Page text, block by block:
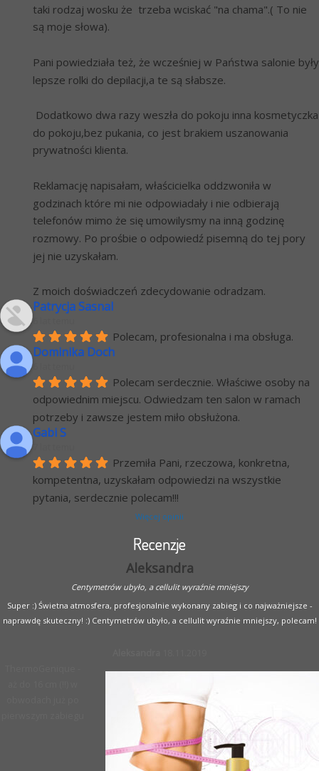
taki rodzaj wosku że  trzeba wciskać "na chama".( To nie
są moje słowa).
Pani powiedziała też, że wcześniej w Państwa salonie były
lepsze rolki do depilacji,a te są słabsze.
Dodatkowo dwa razy weszła do pokoju inna kosmetyczka
do pokoju,bez pukania, co jest brakiem uszanowania
prywatności klienta.
Reklamację napisałam, właścicielka oddzwoniła w
godzinach które mi nie odpowiadały i nie odbierają
telefonów mimo że się umowilysmy na inną godzinę
rozmowy. Po prośbie o odpowiedź pisemną do tej pory
jej nie uzyskałam.
Z moich doświadczeń zdecydowanie odradzam.
Patrycja Sasnal
Polecam, profesionalna i ma obsługa.
Dominika Doch
Polecam serdecznie. Właściwe osoby na
odpowiednim miejscu. Odwiedzam ten salon w ramach
potrzeby i zawsze jestem miło obsłużona.
Gabi S
Przemiła Pani, rzeczowa, konkretna,
kompetentna, uzyskałam odpowiedzi na wszystkie
pytania, serdecznie polecam!!!
Więcej opinii
Recenzje
Aleksandra
Centymetrów ubyło, a cellulit wyraźnie mniejszy
Super :) Świetna atmosfera, profesjonalnie wykonany zabieg i co najważniejsze -
naprawdę skuteczny! :) Centymetrów ubyło, a cellulit wyraźnie mniejszy, polecam!